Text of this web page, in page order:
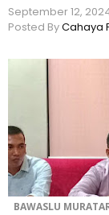
September 12,
Posted ByCahaya
BAWASLU